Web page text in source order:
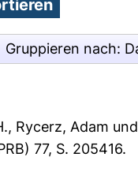
Gruppieren nach:
, Rycerz, Adam und
77, S. 205416.